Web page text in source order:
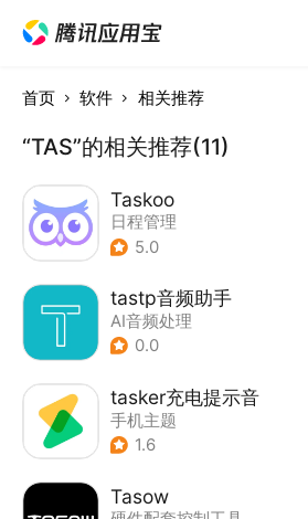
首页 软件 相关推荐
“TAS”的相关推荐(11)
Taskoo
日程管理
5.0
tastp音频助手
AI音频处理
0.0
tasker充电提示音
手机主题
1.6
Tasow